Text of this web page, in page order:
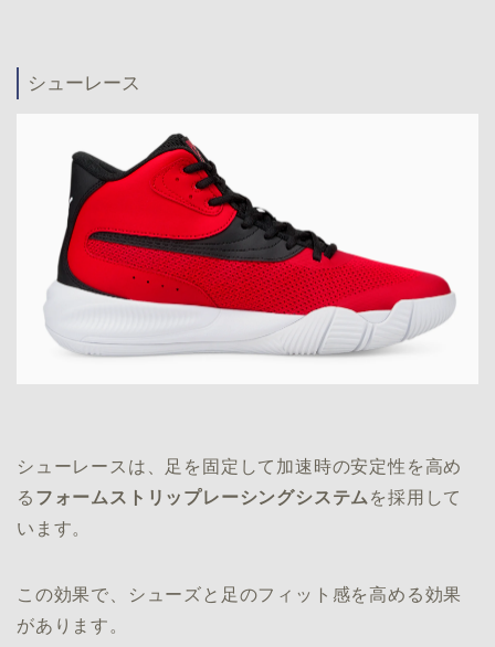
シューレース
シューレースは、足を固定して加速時の安定性を高め
る フォームストリップレーシングシステム を採用して
います。
この効果で、シューズと足のフィット感を高める効果
があります。